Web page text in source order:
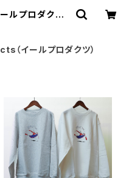
プロダクツ）
（イールプロダクツ）